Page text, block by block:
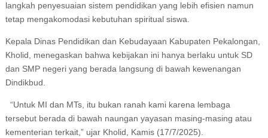
langkah penyesuaian sistem pendidikan yang lebih efisien namun
tetap mengakomodasi kebutuhan spiritual siswa.
Kepala Dinas Pendidikan dan Kebudayaan Kabupaten Pekalongan,
Kholid, menegaskan bahwa kebijakan ini hanya berlaku untuk SD
dan SMP negeri yang berada langsung di bawah kewenangan
Dindikbud.
“Untuk MI dan MTs, itu bukan ranah kami karena lembaga
tersebut berada di bawah naungan yayasan masing-masing atau
kementerian terkait,” ujar Kholid, Kamis (17/7/2025).